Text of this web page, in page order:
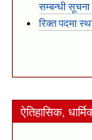
सम्बन्धी सूचना
रिक्त पदमा
ऐतिहासिक,